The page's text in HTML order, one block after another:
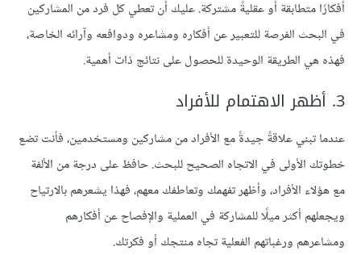
أفكارًا متطابقة أو عقليةً مشتركة. عليك أن تعطي كل فرد من المشاركين
في البحث الفرصة للتعبير عن أفكاره ومشاعره ودوافعه وآرائه الخاصة،
فهذه هي الطريقة الوحيدة للحصول على نتائج ذات أهمية.
3. أظهر الاهتمام للأفراد
عندما تبني علاقةً جيدةً مع الأفراد من مشاركين ومستخدمين، فأنت تضع
خطوتك الأولى في الاتجاه الصحيح للبحث. حافظ على درجة من الألفة
مع هؤلاء الأفراد، وأظهر تفهمك وتعاطفك معهم، فهذا يشعرهم بالارتياح
ويجعلهم أكثر ميلًا للمشاركة في العملية والإفصاح عن أفكارهم
ومشاعرهم ورغباتهم الفعلية تجاه منتجك أو فكرتك.